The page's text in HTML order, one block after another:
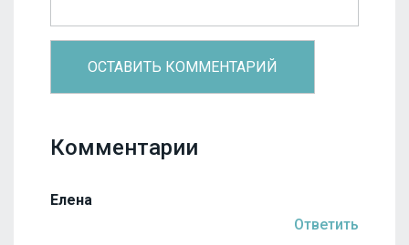
Комментарии
Елена
Ответить